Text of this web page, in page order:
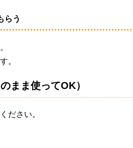
らう
。
まま使ってOK）
ださい。